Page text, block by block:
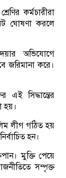
কর্মচারীরা
ঘোষণা করলে
অভিযোগে
জরিমানা করে।
এই সিদ্ধান্তের
হয়।
লীগ গঠিত হয়
হন।
মুক্তি পেয়ে
সম্পৃক্ত